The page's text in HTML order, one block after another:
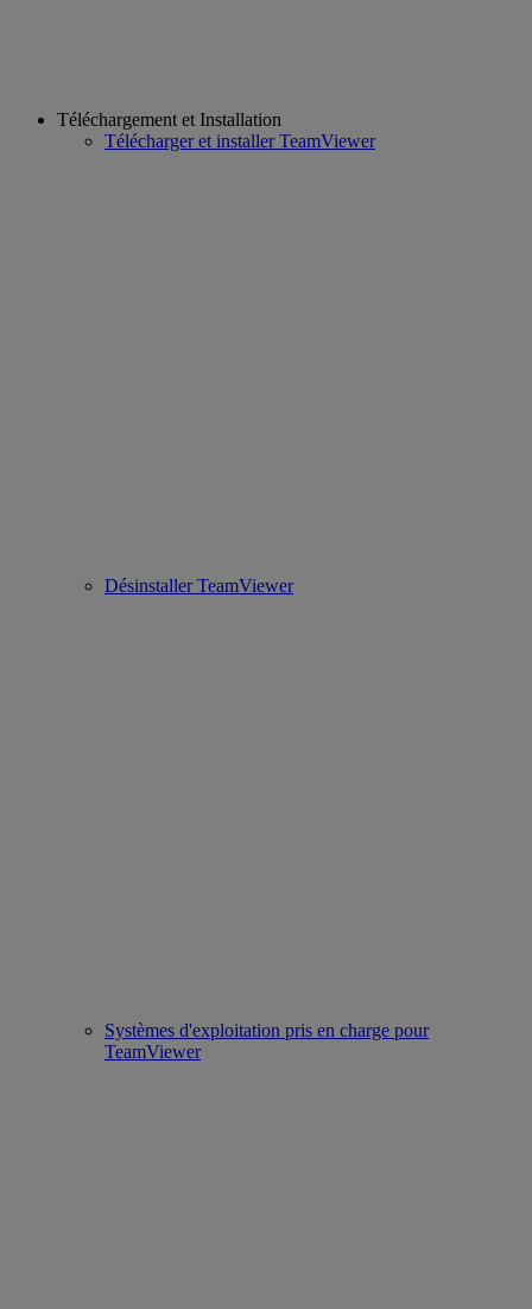
Téléchargement et Installation
Télécharger et installer TeamViewer
Désinstaller TeamViewer
Systèmes d'exploitation pris en charge pour
TeamViewer